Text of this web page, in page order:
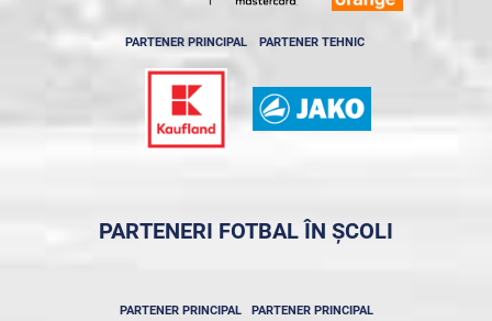
PARTENER PRINCIPAL PARTENER TEHNIC
PARTENERI FOTBAL ÎN ȘCOLI
PARTENER PRINCIPAL PARTENER PRINCIPAL